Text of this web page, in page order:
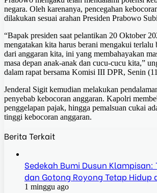
negara. Oleh karenanya, pencegahan
dilakukan sesuai arahan Presiden Prabowo
“Bapak presiden saat pelantikan 20 Oktober
mengatakan kita harus berani mengakui terlalu
dari anggaran kita, ini yang membahayakan
masa depan anak-anak dan cucu-cucu kita,”
dalam rapat bersama Komisi III DPR, Senin
Jenderal Sigit kemudian melakukan
penyebab kebocoran anggaran. Kapolri
penggelapan pajak, hingga pemalsuan cukai
tinggi kebocoran anggaran.
Berita Terkait
Sedekah Bumi Dusun Klampisan:
dan Gotong Royong Tetap Hidup
1 minggu ago